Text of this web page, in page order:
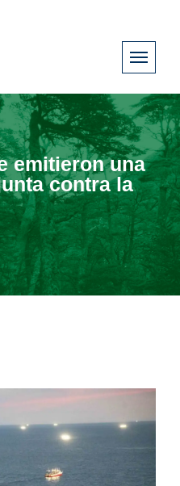
emitieron una
contra la